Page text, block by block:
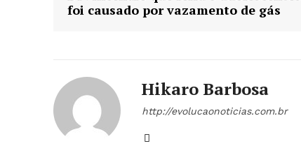
foi causado por vazamento de gás
Hikaro Barbosa
http://evolucaonoticias.com.br